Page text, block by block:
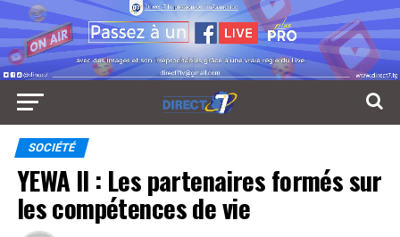
SOCIÉTÉ
YEWA II : Les partenaires formés sur
les compétences de vie